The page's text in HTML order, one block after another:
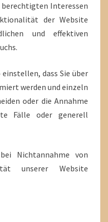
berechtigten Interessen
der Website
und effektiven
dass Sie über
werden und einzeln
oder die Annahme
Fälle oder generell
Nichtannahme von
unserer Website